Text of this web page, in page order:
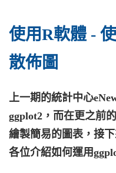
使用R軟體 -
散佈圖
上一期的統計中心
ggplot2，而在更之前
繪製簡易的圖表，接
各位介紹如何運用